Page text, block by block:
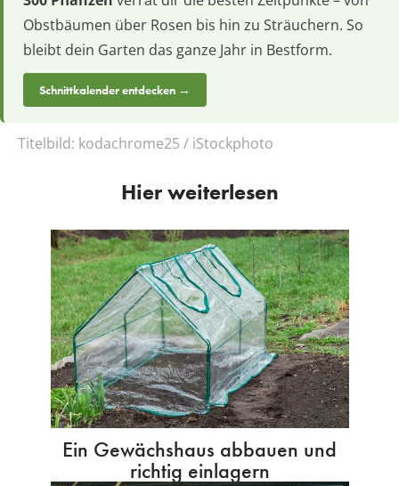
Obstbäumen über Rosen bis hin zu Sträuchern. So
bleibt dein Garten das ganze Jahr in Bestform.
Schnittkalender entdecken →
Titelbild: kodachrome25 / iStockphoto
Hier weiterlesen
Ein Gewächshaus abbauen und
richtig einlagern